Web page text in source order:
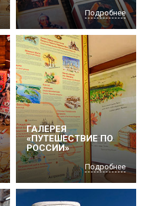
Подробнее
ГАЛЕРЕЯ
«ПУТЕШЕСТВИЕ ПО
РОССИИ»
Подробнее